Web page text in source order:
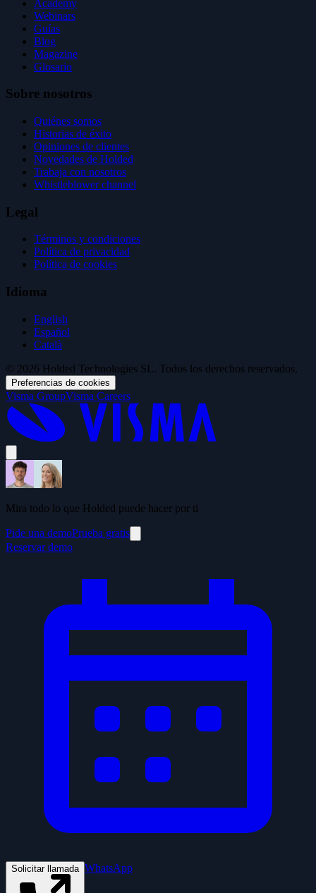
Academy
Webinars
Guías
Blog
Magazine
Glosario
Sobre nosotros
Quiénes somos
Historias de éxito
Opiniones de clientes
Novedades de Holded
Trabaja con nosotros
Whistleblower channel
Legal
Términos y condiciones
Política de privacidad
Política de cookies
Idioma
English
Español
Català
© 2026 Holded Technologies SL. Todos los derechos reservados.
Preferencias de cookies
Visma GroupVisma Careers
Mira todo lo que Holded puede hacer por ti
Pide una demoPrueba gratis
Reservar demo
Solicitar llamada WhatsApp